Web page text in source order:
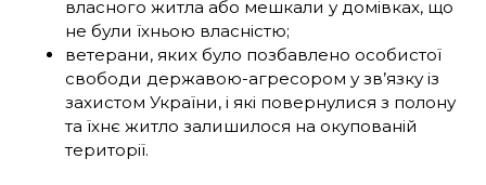
власного житла або мешкали у домівках, що
не були їхньою власністю;
ветерани, яких було позбавлено особистої
свободи державою-агресором у зв’язку із
захистом України, і які повернулися з полону
та їхнє житло залишилося на окупованій
території.